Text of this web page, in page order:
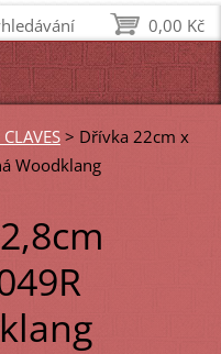
> Dřívka 22cm x
Woodklang
0,00 Kč